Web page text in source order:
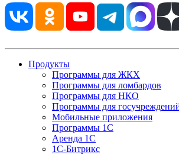
Продукты
Программы для ЖКХ
Программы для ломбардов
Программы для НКО
Программы для
Мобильные приложения
Программы 1С
Аренда 1С
1С-Битрикс